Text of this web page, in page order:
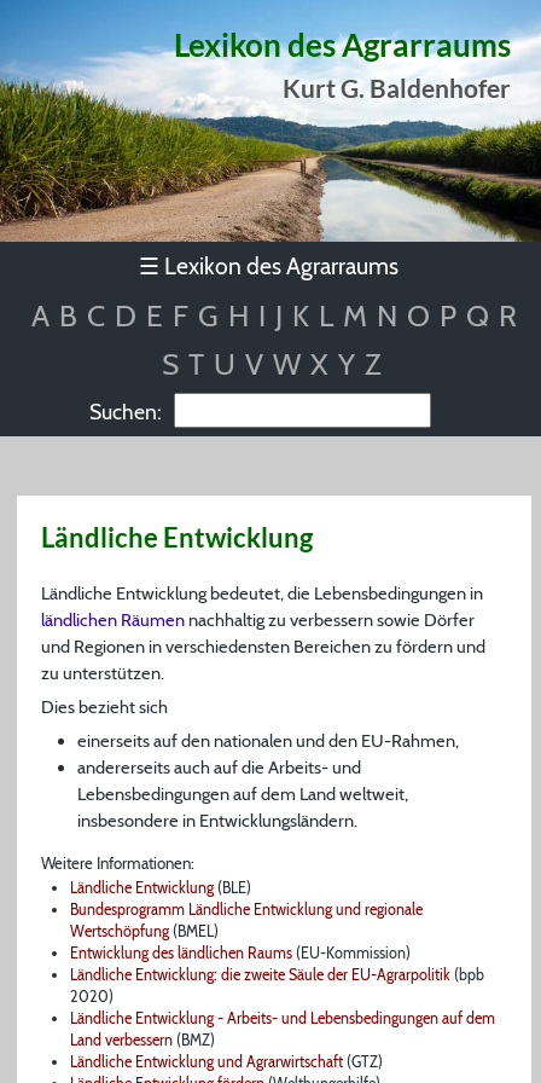
Lexikon des Agrarraums
Kurt G. Baldenhofer
☰ Lexikon des Agrarraums
A B C D E F G H I J K L M N O P Q R
S T U V W X Y Z
Suchen:
Ländliche Entwicklung
Ländliche Entwicklung bedeutet, die Lebensbedingungen in
ländlichen Räumennachhaltig zu verbessern sowie Dörfer
und Regionen in verschiedensten Bereichen zu fördern und
zu unterstützen.
Dies bezieht sich
einerseits auf den nationalen und den EU-Rahmen,
andererseits auch auf die Arbeits- und
Lebensbedingungen auf dem Land weltweit,
insbesondere in Entwicklungsländern.
Weitere Informationen:
Ländliche Entwicklung (BLE)
Bundesprogramm Ländliche Entwicklung und regionale
Wertschöpfung (BMEL)
Entwicklung des ländlichen Raums (EU-Kommission)
Ländliche Entwicklung: die zweite Säule der EU-Agrarpolitik (bpb
2020)
Ländliche Entwicklung - Arbeits- und Lebensbedingungen auf dem
Land verbessern (BMZ)
Ländliche Entwicklung und Agrarwirtschaft (GTZ)